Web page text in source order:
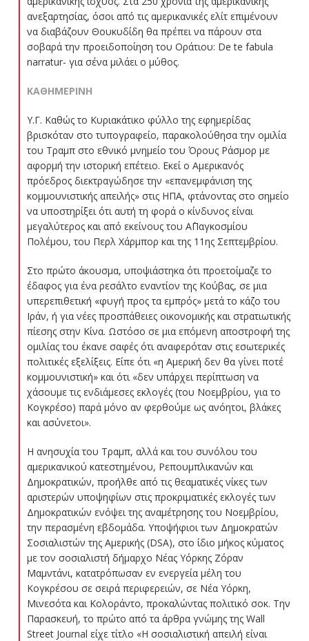
ανεξαρτησίας, όσοι από τις αμερικανικές ελίτ επιμένουν
να διαβάζουν Θουκυδίδη θα πρέπει να πάρουν στα
σοβαρά την προειδοποίηση του Οράτιου: De te fabula
narratur- για σένα μιλάει ο μύθος.
ΚΑΘΗΜΕΡΙΝΗ
Υ.Γ. Καθώς το Κυριακάτικο φύλλο της εφημερίδας
βρισκόταν στο τυπογραφείο, παρακολούθησα την ομιλία
του Τραμπ στο εθνικό μνημείο του Όρους Ράσμορ με
αφορμή την ιστορική επέτειο. Εκεί ο Αμερικανός
πρόεδρος διεκτραγώδησε την «επανεμφάνιση της
κομμουνιστικής απειλής» στις ΗΠΑ, φτάνοντας στο σημείο
να υποστηρίξει ότι αυτή τη φορά ο κίνδυνος είναι
μεγαλύτερος και από εκείνους του Α΄Παγκοσμίου
Πολέμου, του Περλ Χάρμπορ και της 11ης Σεπτεμβρίου.
Στο πρώτο άκουσμα, υποψιάστηκα ότι προετοίμαζε το
έδαφος για ένα ρεσάλτο εναντίον της Κούβας, σε μια
υπερεπιθετική «φυγή προς τα εμπρός» μετά το κάζο του
Ιράν, ή για νέες προσπάθειες οικονομικής και στρατιωτικής
πίεσης στην Κίνα. Ωστόσο σε μια επόμενη αποστροφή της
ομιλίας του έκανε σαφές ότι αναφερόταν στις εσωτερικές
πολιτικές εξελίξεις. Είπε ότι «η Αμερική δεν θα γίνει ποτέ
κομμουνιστική» και ότι «δεν υπάρχει περίπτωση να
χάσουμε τις ενδιάμεσες εκλογές (του Νοεμβρίου, για το
Κογκρέσο) παρά μόνο αν φερθούμε ως ανόητοι, βλάκες
και ασύνετοι».
Η ανησυχία του Τραμπ, αλλά και του συνόλου του
αμερικανικού κατεστημένου, Ρεπουμπλικανών και
Δημοκρατικών, προήλθε από τις θεαματικές νίκες των
αριστερών υποψηφίων στις προκριματικές εκλογές των
Δημοκρατικών ενόψει της αναμέτρησης του Νοεμβρίου,
την περασμένη εβδομάδα. Υποψήφιοι των Δημοκρατών
Σοσιαλιστών της Αμερικής (DSA), στο ίδιο μήκος κύματος
με τον σοσιαλιστή δήμαρχο Νέας Υόρκης Ζόραν
Μαμντάνι, κατατρόπωσαν εν ενεργεία μέλη του
Κογκρέσου σε σειρά περιφερειών, σε Νέα Υόρκη,
Μινεσότα και Κολοράντο, προκαλώντας πολιτικό σοκ. Την
Παρασκευή, το πρώτο από τα άρθρα γνώμης της Wall
Street Journal είχε τίτλο «Η σοσιαλιστική απειλή είναι